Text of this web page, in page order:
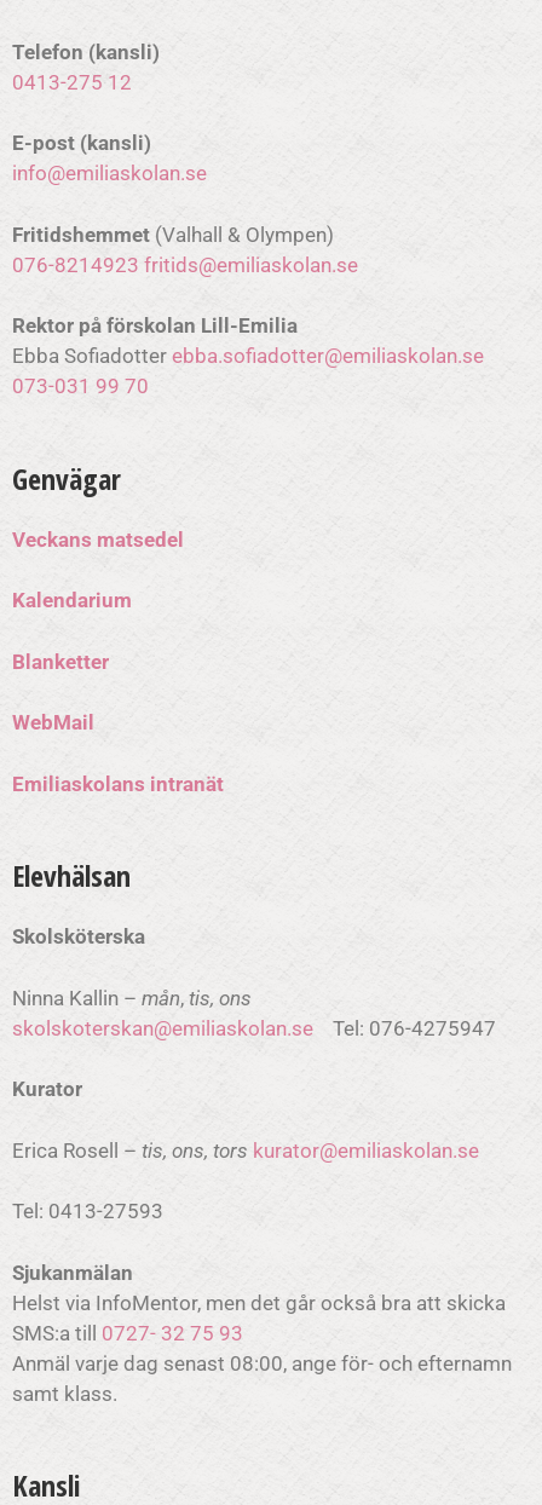
Telefon (kansli)
0413-275 12
E-post (kansli)
info@emiliaskolan.se
Fritidshemmet (Valhall & Olympen)
076-8214923 fritids@emiliaskolan.se
Rektor på förskolan Lill-Emilia
Ebba Sofiadotter ebba.sofiadotter@emiliaskolan.se
073-031 99 70
Genvägar
Veckans matsedel
Kalendarium
Blanketter
WebMail
Emiliaskolans intranät
Elevhälsan
Skolsköterska
Ninna Kallin – mån, tis, ons
skolskoterskan@emiliaskolan.se Tel: 076-4275947
Kurator
Erica Rosell – tis, ons, tors kurator@emiliaskolan.se
Tel: 0413-27593
Sjukanmälan
Helst via InfoMentor, men det går också bra att skicka
SMS:a till 0727- 32 75 93
Anmäl varje dag senast 08:00, ange för- och efternamn
samt klass.
Kansli